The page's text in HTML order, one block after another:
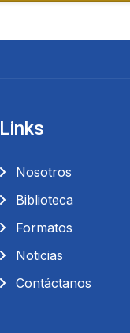
Links
Nosotros
Biblioteca
Formatos
Noticias
Contáctanos